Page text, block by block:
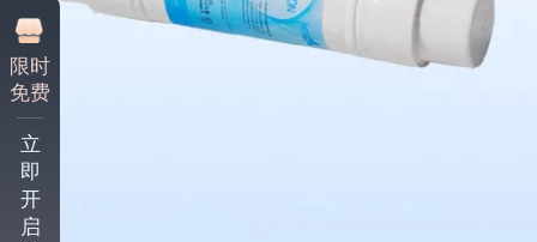
限时
免费
立
即
开
启